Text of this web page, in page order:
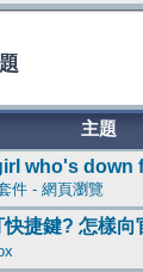
主題
who's down
件 - 網頁瀏覽
捷鍵? 怎樣向